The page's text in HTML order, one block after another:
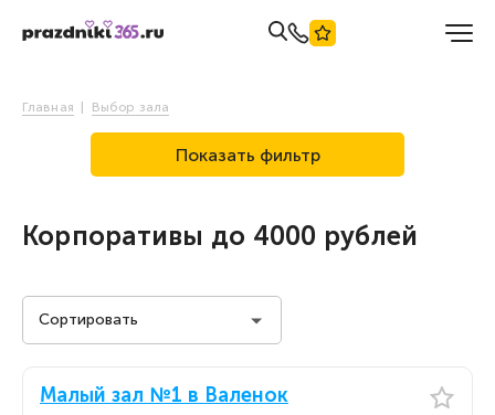
Показать фильтр
Главная Выбор зала
Корпоративы до 4000 рублей
Сортировать
Стоимость на человека
Малый зал №1 в Валенок